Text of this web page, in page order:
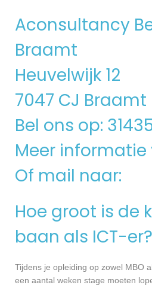
Aconsultancy
Braamt
Heuvelwijk 12
7047 CJ Braamt
Bel ons op:
Meer informatie
Of mail naar:
Hoe groot is de
baan als ICT-er?
Tijdens je opleiding op zowel MBO
een aantal weken stage moeten